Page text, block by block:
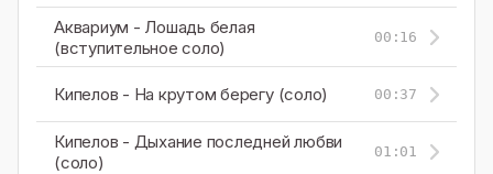
Аквариум - Лошадь белая
(вступительное соло)
00:16
Кипелов - На крутом берегу (соло) 00:37
Кипелов - Дыхание последней любви
(соло)
01:01